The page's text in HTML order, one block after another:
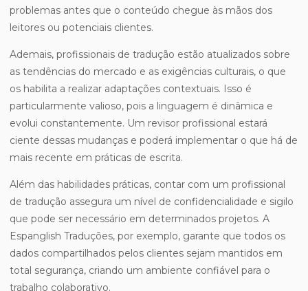
problemas antes que o conteúdo chegue às mãos dos
leitores ou potenciais clientes.
Ademais, profissionais de tradução estão atualizados sobre
as tendências do mercado e as exigências culturais, o que
os habilita a realizar adaptações contextuais. Isso é
particularmente valioso, pois a linguagem é dinâmica e
evolui constantemente. Um revisor profissional estará
ciente dessas mudanças e poderá implementar o que há de
mais recente em práticas de escrita.
Além das habilidades práticas, contar com um profissional
de tradução assegura um nível de confidencialidade e sigilo
que pode ser necessário em determinados projetos. A
Espanglish Traduções, por exemplo, garante que todos os
dados compartilhados pelos clientes sejam mantidos em
total segurança, criando um ambiente confiável para o
trabalho colaborativo.